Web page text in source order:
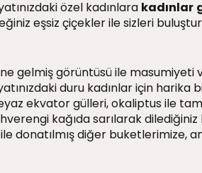
özel kadınlara kadınlar
eşsiz çiçekler ile sizleri
gelmiş görüntüsü ile masumiyeti
duru kadınlar için harika
ekvator gülleri, okaliptus ile
kağıda sarılarak dilediğiniz
donatılmış diğer buketlerimize,